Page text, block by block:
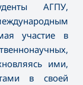
АГПУ,
участие в
ими,
в своей